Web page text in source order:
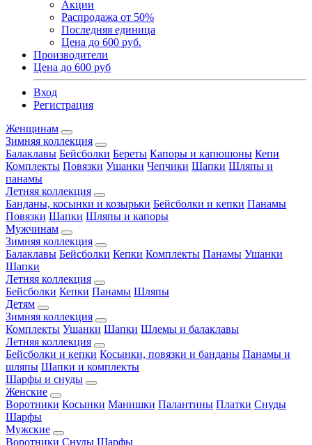
Акции
Распродажа от 50%
Последняя единица
Цена до 600 руб.
Производители
Цена до 600 руб
Вход
Регистрация
Женщинам
Зимняя коллекция
Балаклавы Бейсболки Береты Капоры и капюшоны Кепи
Комплекты Повязки Ушанки Чепчики Шапки Шляпы и
панамы
Летняя коллекция
Банданы, косынки и козырьки Бейсболки и кепки Панамы
Повязки Шапки Шляпы и капоры
Мужчинам
Зимняя коллекция
Балаклавы Бейсболки Кепки Комплекты Панамы Ушанки
Шапки
Летняя коллекция
Бейсболки Кепки Панамы Шляпы
Детям
Зимняя коллекция
Комплекты Ушанки Шапки Шлемы и балаклавы
Летняя коллекция
Бейсболки и кепки Косынки, повязки и банданы Панамы и
шляпы Шапки и комплекты
Шарфы и снуды
Женские
Воротники Косынки Манишки Палантины Платки Снуды
Шарфы
Мужские
Воротники Снуды Шарфы